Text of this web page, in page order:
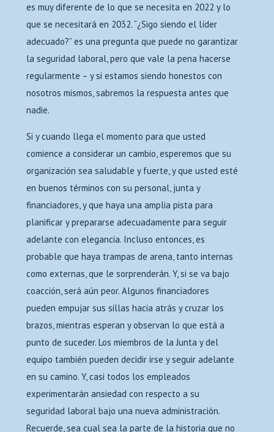
es muy diferente de lo que se necesita en 2022 y lo
que se necesitará en 2032. “¿Sigo siendo el líder
adecuado?” es una pregunta que puede no garantizar
la seguridad laboral, pero que vale la pena hacerse
regularmente – y si estamos siendo honestos con
nosotros mismos, sabremos la respuesta antes que
nadie.
Si y cuando llega el momento para que usted
comience a considerar un cambio, esperemos que su
organización sea saludable y fuerte, y que usted esté
en buenos términos con su personal, junta y
financiadores, y que haya una amplia pista para
planificar y prepararse adecuadamente para seguir
adelante con elegancia. Incluso entonces, es
probable que haya trampas de arena, tanto internas
como externas, que le sorprenderán. Y, si se va bajo
coacción, será aún peor. Algunos financiadores
pueden empujar sus sillas hacia atrás y cruzar los
brazos, mientras esperan y observan lo que está a
punto de suceder. Los miembros de la Junta y del
equipo también pueden decidir irse y seguir adelante
en su camino. Y, casi todos los empleados
experimentarán ansiedad con respecto a su
seguridad laboral bajo una nueva administración.
Recuerde, sea cual sea la parte de la historia que no